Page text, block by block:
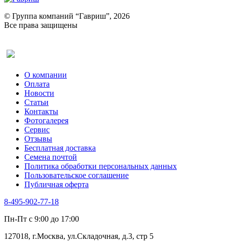
Ревень
Рукола
Рута
Тмин
Трава для чая
Туласи
Укроп
Фенхель пряный
Хризантема овощная
Цикорий пряный
Цикорий салатный (Витлуф)
Черемша
Шпинат
Щавель
Эндивий
Эстрагон
Алтей
Анис
Бессмертник
Валериана
© Группа компаний “Гавриш”, 2026
Все права защищены
О компании
Оплата
Новости
Статьи
Контакты
Фотогалерея​
Сервис
Отзывы
Бесплатная доставка
Семена почтой
Политика обработки персональных данных
Пользовательское соглашение
Публичная оферта
8-495-902-77-18
Пн-Пт с 9:00 до 17:00
127018, г.Москва, ул.Складочная, д.3, стр 5